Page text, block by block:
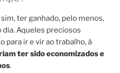
ter ganhado, pelo menos,
dia. Aqueles preciosos
para ir e vir ao trabalho, à
ter sido economizados e
.